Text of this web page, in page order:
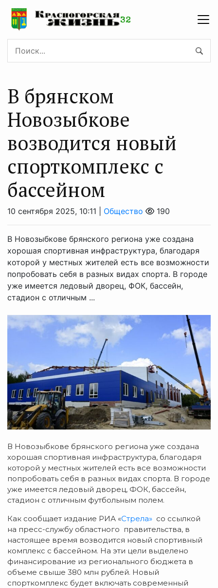
В брянском
Новозыбкове
возводится новый
спорткомплекс с
бассейном
10 сентября 2025, 10:11 | Общество 190
В Новозыбкове брянского региона уже создана
хорошая спортивная инфраструктура, благодаря
которой у местных жителей есть все возможности
попробовать себя в разных видах спорта. В городе
уже имеется ледовый дворец, ФОК, бассейн,
стадион с отличным ...
В Новозыбкове брянского региона уже создана
хорошая спортивная инфраструктура, благодаря
которой у местных жителей есть все возможности
попробовать себя в разных видах спорта. В городе
уже имеется ледовый дворец, ФОК, бассейн,
стадион с отличным футбольным полем.
Как сообщает издание РИА «Стрела» со ссылкой
на пресс-службу областного правительства, в
настоящее время возводится новый спортивный
комплекс с бассейном. На эти цели выделено
финансирование из регионального бюджета в
объеме свыше 380 млн рублей. Новый
спорткомплекс будет включать современный